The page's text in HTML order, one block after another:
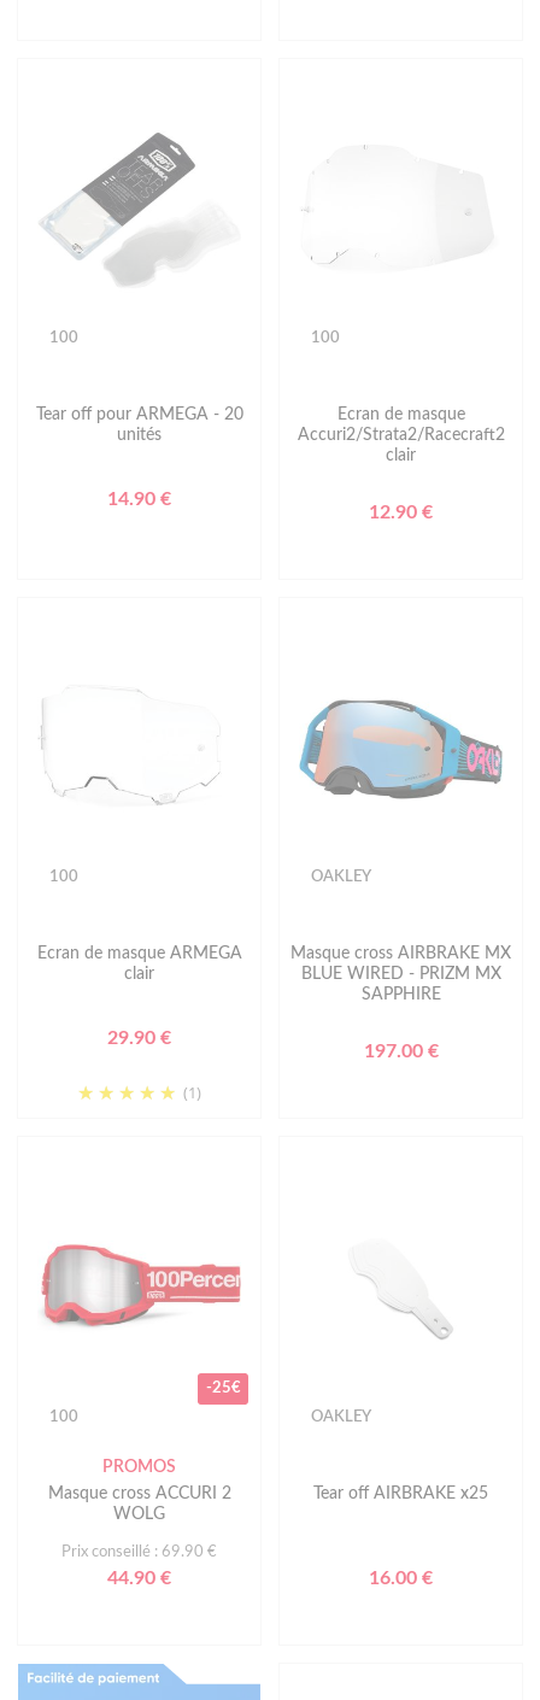
100
Tear off pour ARMEGA - 20
unités
14.90 €
100
Ecran de masque
Accuri2/Strata2/Racecraft2
clair
12.90 €
100
Ecran de masque ARMEGA
clair
29.90 €
(1)
OAKLEY
Masque cross AIRBRAKE MX
BLUE WIRED - PRIZM MX
SAPPHIRE
197.00 €
-25€
100
PROMOS
Masque cross ACCURI 2
WOLG
Prix conseillé : 69.90 €
44.90 €
OAKLEY
Tear off AIRBRAKE x25
16.00 €